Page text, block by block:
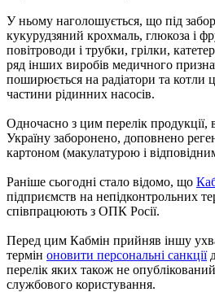
У ньому наголошується, що під
кукурудзяний крохмаль, глюкоза і
повітроводи і трубки, грілки,
ряд інших виробів медичного
поширюється на радіатори та котли
частини рідинних насосів.
Одночасно з цим перелік продукції,
Україну заборонено, доповнено
картоном (макулатурою і
Раніше сьогодні стало відомо, що
підприємств на непідконтрольних
співпрацюють з ОПК Росії.
Перед цим Кабмін прийняв іншу
термін оновити персональні санкції
перелік яких також не
службового користування.